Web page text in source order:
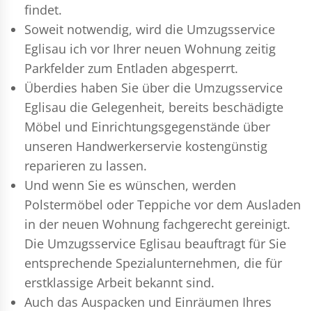
findet.
Soweit notwendig, wird die Umzugsservice
Eglisau ich vor Ihrer neuen Wohnung zeitig
Parkfelder zum Entladen abgesperrt.
Überdies haben Sie über die Umzugsservice
Eglisau die Gelegenheit, bereits beschädigte
Möbel und Einrichtungsgegenstände über
unseren Handwerkerservie kostengünstig
reparieren zu lassen.
Und wenn Sie es wünschen, werden
Polstermöbel oder Teppiche vor dem Ausladen
in der neuen Wohnung fachgerecht gereinigt.
Die Umzugsservice Eglisau beauftragt für Sie
entsprechende Spezialunternehmen, die für
erstklassige Arbeit bekannt sind.
Auch das Auspacken und Einräumen Ihres